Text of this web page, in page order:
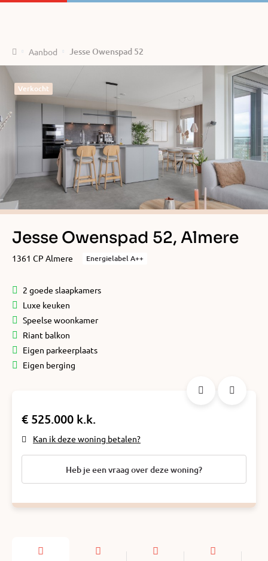
HomeAanbod Jesse Owenspad 52
Verkocht
Jesse Owenspad 52, Almere
1361 CP Almere Energielabel A++
2 goede slaapkamers
Luxe keuken
Speelse woonkamer
Riant balkon
Eigen parkeerplaats
Eigen berging
€ 525.000 k.k.
Kan ik deze woning betalen?
Heb je een vraag over deze woning?